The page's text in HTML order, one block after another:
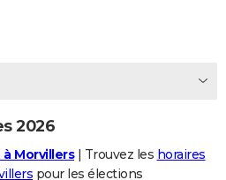
2026
Morvillers| Trouvez les horaires
pour les élections